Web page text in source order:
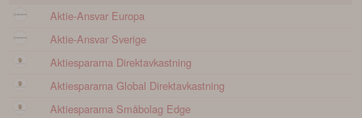
Aktie-Ansvar Europa
Aktie-Ansvar Sverige
Aktiespararna Direktavkastning
Aktiespararna Global Direktavkastning
Aktiespararna Småbolag Edge